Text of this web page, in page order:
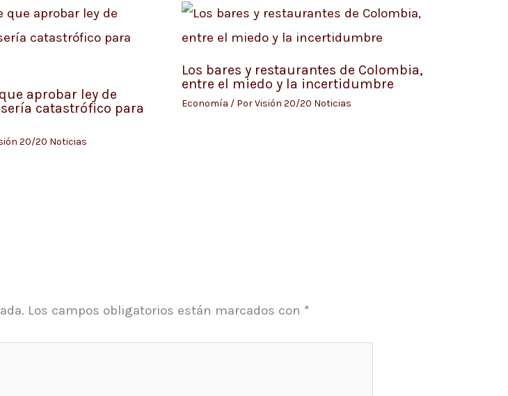
aprobar ley de
catastrófico para
20/20 Noticias
Los bares y restaurantes de Colombia,
entre el miedo y la incertidumbre
Economía / PorVisión 20/20 Noticias
Los campos obligatorios están marcados con *